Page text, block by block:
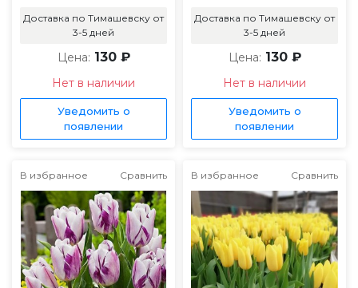
Доставка по Тимашевску от
3-5 дней
Цена: 130 ₽
Нет в наличии
Уведомить о
появлении
Доставка по Тимашевску от
3-5 дней
Цена: 130 ₽
Нет в наличии
Уведомить о
появлении
В избранное Сравнить В избранное Сравнить